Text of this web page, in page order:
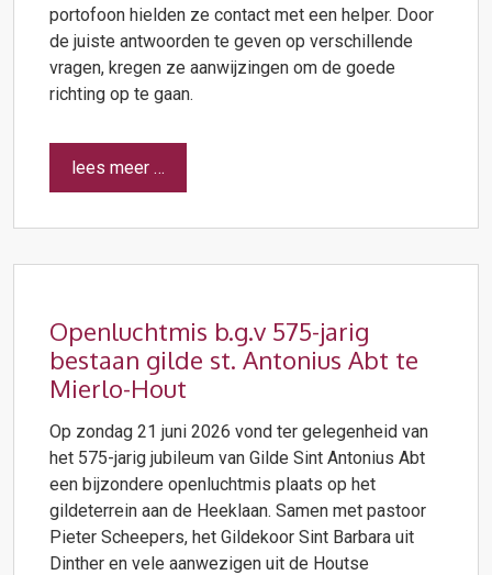
portofoon hielden ze contact met een helper. Door
de juiste antwoorden te geven op verschillende
vragen, kregen ze aanwijzingen om de goede
richting op te gaan.
lees meer …
Openluchtmis b.g.v 575-jarig
bestaan gilde st. Antonius Abt te
Mierlo-Hout
Op zondag 21 juni 2026 vond ter gelegenheid van
het 575-jarig jubileum van Gilde Sint Antonius Abt
een bijzondere openluchtmis plaats op het
gildeterrein aan de Heeklaan. Samen met pastoor
Pieter Scheepers, het Gildekoor Sint Barbara uit
Dinther en vele aanwezigen uit de Houtse